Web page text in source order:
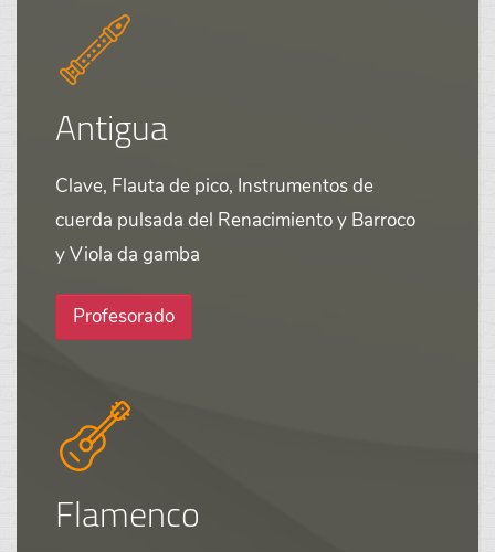
Antigua
Clave, Flauta de pico, Instrumentos de
cuerda pulsada del Renacimiento y Barroco
y Viola da gamba
Profesorado
Flamenco